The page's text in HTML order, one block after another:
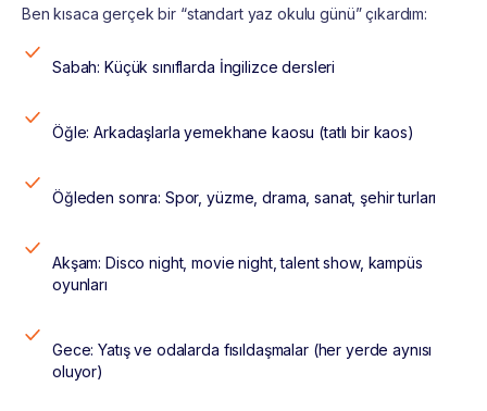
Ben kısaca gerçek bir “standart yaz okulu günü” çıkardım:
Sabah: Küçük sınıflarda İngilizce dersleri
Öğle: Arkadaşlarla yemekhane kaosu (tatlı bir kaos)
Öğleden sonra: Spor, yüzme, drama, sanat, şehir turları
Akşam: Disco night, movie night, talent show, kampüs
oyunları
Gece: Yatış ve odalarda fısıldaşmalar (her yerde aynısı
oluyor)